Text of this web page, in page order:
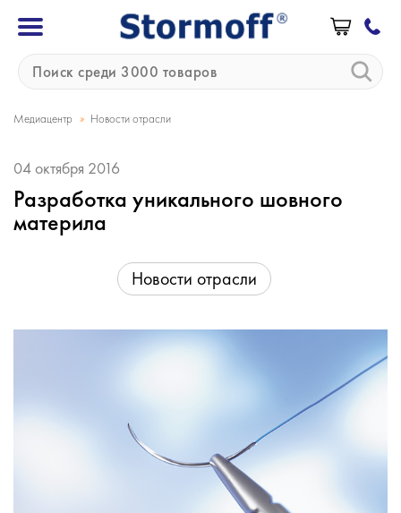
Медиацентр » Новости отрасли
04 октября 2016
Разработка уникального шовного
материла
Новости отрасли